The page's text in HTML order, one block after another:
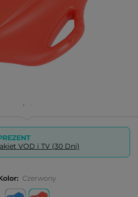
VOD i TV (30 Dni)
Czerwony